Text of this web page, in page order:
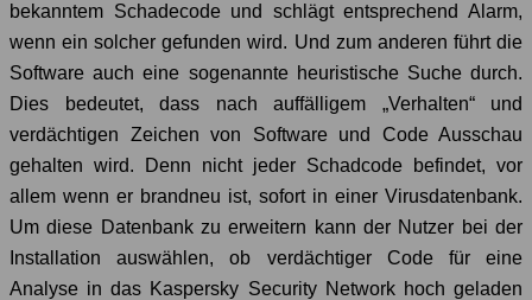
bekanntem Schadecode und schlägt entsprechend Alarm,
wenn ein solcher gefunden wird. Und zum anderen führt die
Software auch eine sogenannte heuristische Suche durch.
Dies bedeutet, dass nach auffälligem „Verhalten“ und
verdächtigen Zeichen von Software und Code Ausschau
gehalten wird. Denn nicht jeder Schadcode befindet, vor
allem wenn er brandneu ist, sofort in einer Virusdatenbank.
Um diese Datenbank zu erweitern kann der Nutzer bei der
Installation auswählen, ob verdächtiger Code für eine
Analyse in das Kaspersky Security Network hoch geladen